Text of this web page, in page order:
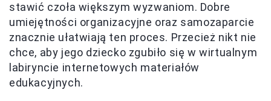
stawić czoła większym wyzwaniom. Dobre
umiejętności organizacyjne oraz samozaparcie
znacznie ułatwiają ten proces. Przecież nikt nie
chce, aby jego dziecko zgubiło się w wirtualnym
labiryncie internetowych materiałów
edukacyjnych.